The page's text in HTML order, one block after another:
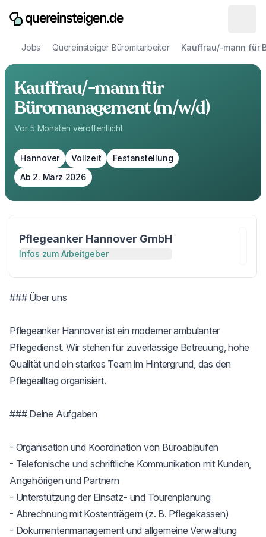
Jobs Quereinsteiger Büromitarbeiter Kauffrau/-mann für
Kauffrau/-mann für
Büromanagement (m/w/d)
Vor 5 Monaten veröffentlicht
Hannover Vollzeit
Festanstellung
Ab 2. März 2026
Pflegeanker Hannover GmbH
Infos zum Arbeitgeber
### Über uns
Pflegeanker Hannover ist ein moderner ambulanter
Pflegedienst. Wir stehen für zuverlässige Betreuung, hohe
Qualität und ein starkes Team im Hintergrund, das den
Pflegealltag organisiert.
### Deine Aufgaben
- Organisation und Koordination von Büroabläufen
- Telefonische und schriftliche Kommunikation mit Kunden,
Angehörigen und Partnern
- Unterstützung der Einsatz- und Tourenplanung
- Abrechnung mit Kostenträgern (z. B. Pflegekassen)
- Dokumentenmanagement und allgemeine Verwaltung